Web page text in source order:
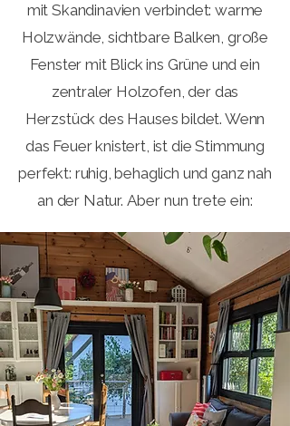
mit Skandinavien verbindet: warme
Holzwände, sichtbare Balken, große
Fenster mit Blick ins Grüne und ein
zentraler Holzofen, der das
Herzstück des Hauses bildet. Wenn
das Feuer knistert, ist die Stimmung
perfekt: ruhig, behaglich und ganz nah
an der Natur. Aber nun trete ein: